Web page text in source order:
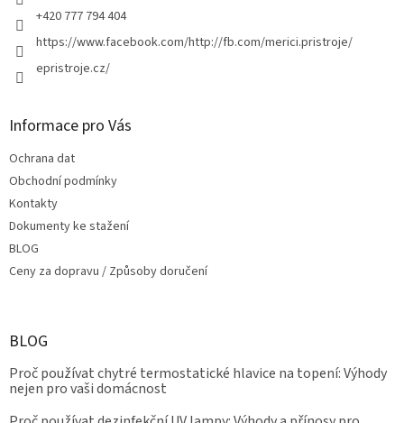
+420 777 794 404
https://www.facebook.com/http://fb.com/merici.pristroje/
epristroje.cz/
Informace pro Vás
Ochrana dat
Obchodní podmínky
Kontakty
Dokumenty ke stažení
BLOG
Ceny za dopravu / Způsoby doručení
BLOG
Proč používat chytré termostatické hlavice na topení: Výhody
nejen pro vaši domácnost